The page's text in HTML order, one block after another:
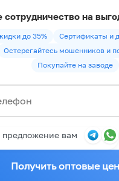
сотрудничество на
до 35%
Сертификаты и
Остерегайтесь мошенников и
Покупайте на заводе
вам
Получить оптовые